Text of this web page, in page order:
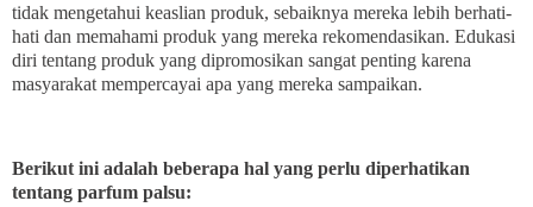
tidak mengetahui keaslian produk, sebaiknya mereka lebih berhati-
hati dan memahami produk yang mereka rekomendasikan. Edukasi
diri tentang produk yang dipromosikan sangat penting karena
masyarakat mempercayai apa yang mereka sampaikan.
Berikut ini adalah beberapa hal yang perlu diperhatikan
tentang parfum palsu: